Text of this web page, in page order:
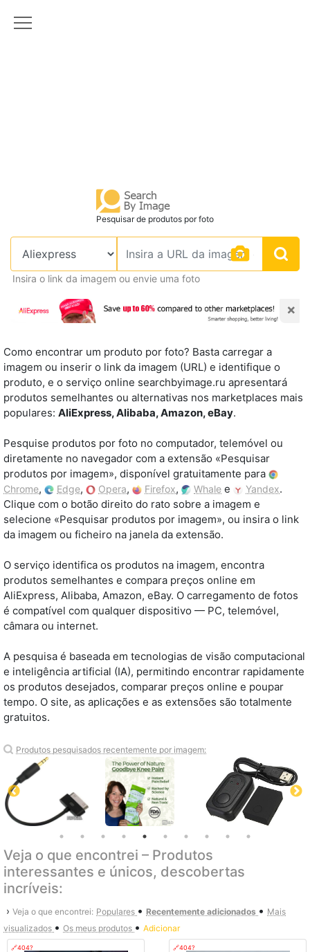
Pesquisar de produtos por foto
Insira o link da imagem ou envie uma foto
×
Como encontrar um produto por foto? Basta carregar a
imagem ou inserir o link da imagem (URL) e identifique o
produto, e o serviço online searchbyimage.ru apresentará
produtos semelhantes ou alternativas nos marketplaces mais
populares: AliExpress, Alibaba, Amazon, eBay.
Pesquise produtos por foto no computador, telemóvel ou
diretamente no navegador com a extensão «Pesquisar
produtos por imagem», disponível gratuitamente para
Chrome, Edge, Opera, Firefox, Whale e Yandex.
Clique com o botão direito do rato sobre a imagem e
selecione «Pesquisar produtos por imagem», ou insira o link
da imagem ou ficheiro na janela da extensão.
O serviço identifica os produtos na imagem, encontra
produtos semelhantes e compara preços online em
AliExpress, Alibaba, Amazon, eBay. O carregamento de fotos
é compatível com qualquer dispositivo — PC, telemóvel,
câmara ou internet.
A pesquisa é baseada em tecnologias de visão computacional
e inteligência artificial (IA), permitindo encontrar rapidamente
os produtos desejados, comparar preços online e poupar
tempo. O site, as aplicações e as extensões são totalmente
gratuitos.
Produtos pesquisados recentemente por imagem:
Veja o que encontrei – Produtos
interessantes e únicos, descobertas
incríveis:
› Veja o que encontrei: Populares • Recentemente adicionados • Mais
visualizados • Os meus produtos • Adicionar
🔗404? 🔗404?